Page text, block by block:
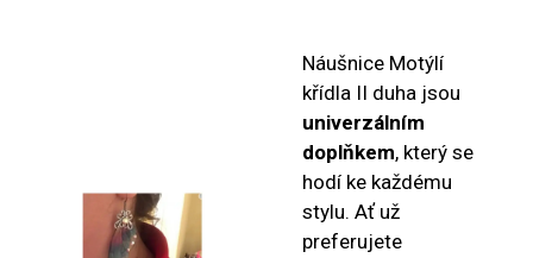
Náušnice Motýlí
křídla II duha jsou
univerzálním
doplňkem, který se
hodí ke každému
stylu. Ať už
preferujete